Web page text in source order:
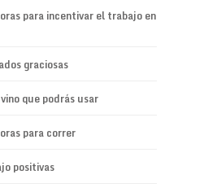
para incentivar el trabajo en
graciosas
que podrás usar
para correr
positivas